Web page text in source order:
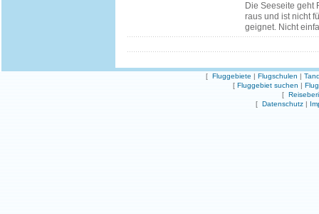
Die Seeseite geht
raus und ist nicht
geignet. Nicht
[ Fluggebiete | Flugschulen |
[ Fluggebiet suchen |
[
[ Datenschutz |